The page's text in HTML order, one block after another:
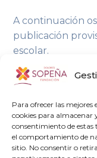
Para ofrecer las
cookies para almacenar
consentimiento de
el comportamiento de
sitio. No consentir o
A continuación
publicación
escolar.
Acceso a la
candidaturas a
Gracias por